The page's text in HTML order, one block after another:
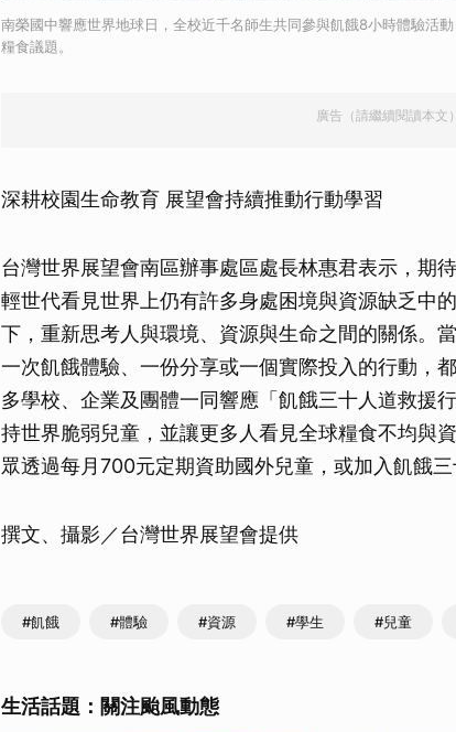
南榮國中響應世界地球日，全校近千名師生共同參與飢餓8小時體驗活
糧食議題。
廣告（請繼續閱讀本文）
深耕校園生命教育 展望會持續推動行動學習
台灣世界展望會南區辦事處區處長林惠君表示，期
輕世代看見世界上仍有許多身處困境與資源缺乏中
下，重新思考人與環境、資源與生命之間的關係。
一次飢餓體驗、一份分享或一個實際投入的行動，
多學校、企業及團體一同響應「飢餓三十人道救援
持世界脆弱兒童，並讓更多人看見全球糧食不均與
眾透過每月700元定期資助國外兒童，或加入飢餓三
撰文、攝影／台灣世界展望會提供
#飢餓 #體驗 #資源 #學生 #兒童
生活話題：關注颱風動態